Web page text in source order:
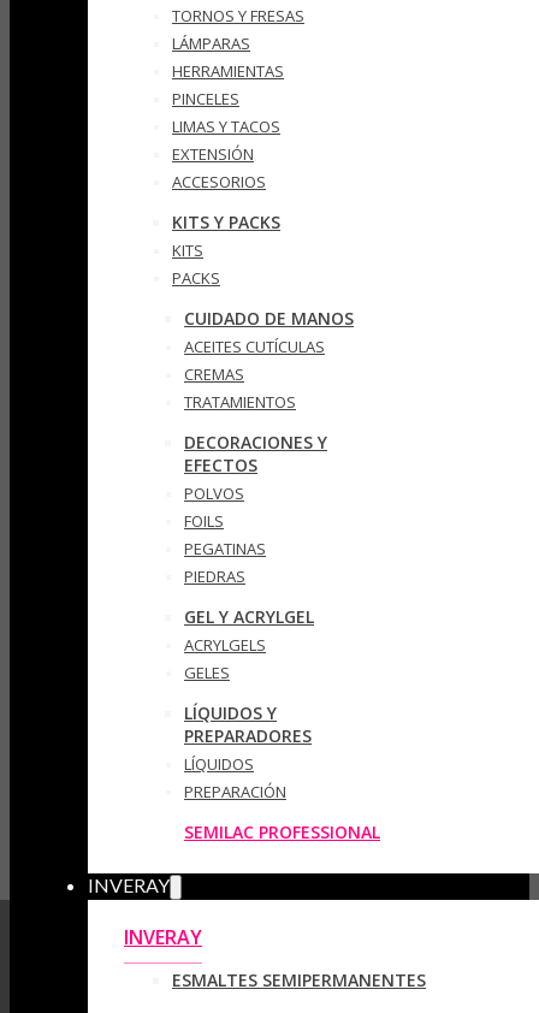
TORNOS Y FRESAS
LÁMPARAS
HERRAMIENTAS
PINCELES
LIMAS Y TACOS
EXTENSIÓN
ACCESORIOS
KITS Y PACKS
KITS
PACKS
CUIDADO DE MANOS
ACEITES CUTÍCULAS
CREMAS
TRATAMIENTOS
DECORACIONES Y
EFECTOS
POLVOS
FOILS
PEGATINAS
PIEDRAS
GEL Y ACRYLGEL
ACRYLGELS
GELES
LÍQUIDOS Y
PREPARADORES
LÍQUIDOS
PREPARACIÓN
SEMILAC PROFESSIONAL
INVERAY
INVERAY
ESMALTES SEMIPERMANENTES